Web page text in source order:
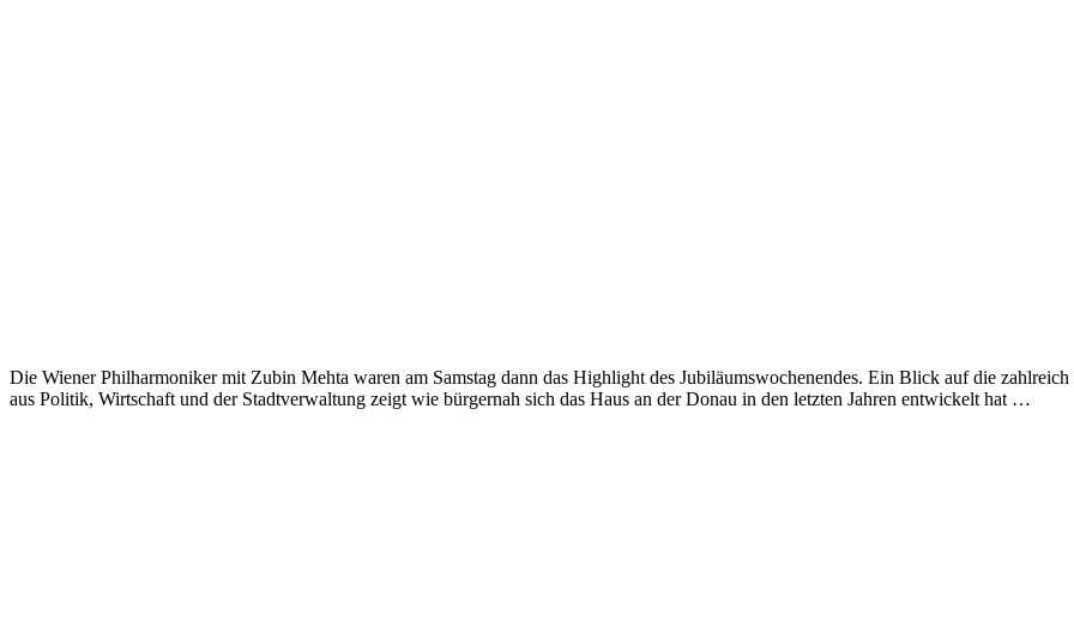
Die Wiener Philharmoniker mit Zubin Mehta waren am Samstag dann das Highlight des Jubiläumswochenendes. Ein Blick auf die zahlreich
aus Politik, Wirtschaft und der Stadtverwaltung zeigt wie bürgernah sich das Haus an der Donau in den letzten Jahren entwickelt hat …